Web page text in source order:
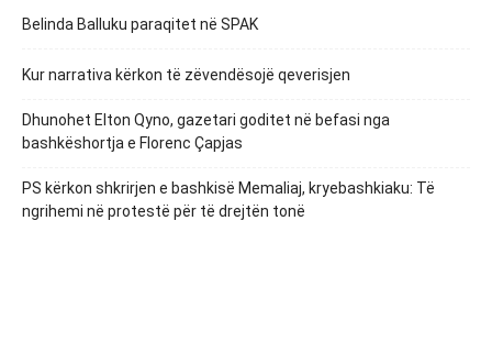
Belinda Balluku paraqitet në SPAK
Kur narrativa kërkon të zëvendësojë qeverisjen
Dhunohet Elton Qyno, gazetari goditet në befasi nga
bashkëshortja e Florenc Çapjas
PS kërkon shkrirjen e bashkisë Memaliaj, kryebashkiaku: Të
ngrihemi në protestë për të drejtën tonë